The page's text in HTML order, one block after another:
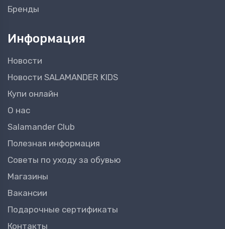
Бренды
Информация
Новости
Новости SALAMANDER KIDS
Купи онлайн
О нас
Salamander Club
Полезная информация
Советы по уходу за обувью
Магазины
Вакансии
Подарочные сертификаты
Контакты